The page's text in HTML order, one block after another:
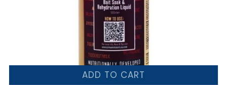
ADD TO CART